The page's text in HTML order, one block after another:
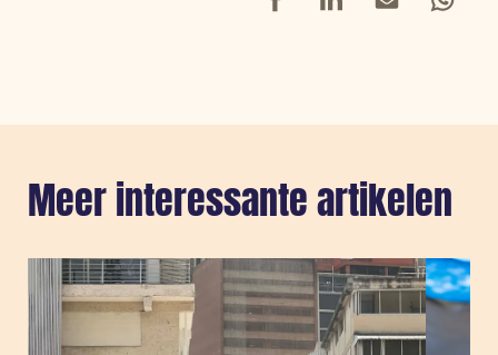
Meer interessante artikelen
Sla carousel over